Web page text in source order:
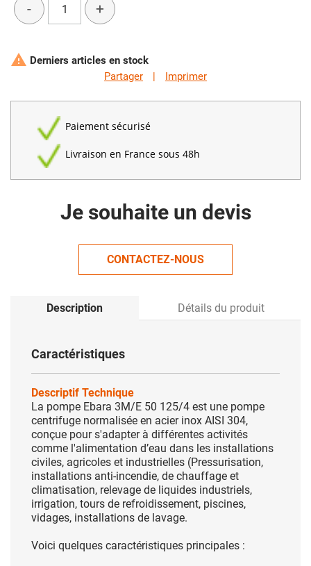
- +
 Derniers articles en stock
Partager
| Imprimer
Paiement sécurisé
Livraison en France sous 48h
Je souhaite un devis
CONTACTEZ-NOUS
Description Détails du produit
Caractéristiques
Descriptif Technique
La pompe Ebara 3M/E 50 125/4 est une pompe
centrifuge normalisée en acier inox AISI 304,
conçue pour s'adapter à différentes activités
comme l'alimentation d’eau dans les installations
civiles, agricoles et industrielles (Pressurisation,
installations anti-incendie, de chauffage et
climatisation, relevage de liquides industriels,
irrigation, tours de refroidissement, piscines,
vidages, installations de lavage.
Voici quelques caractéristiques principales :